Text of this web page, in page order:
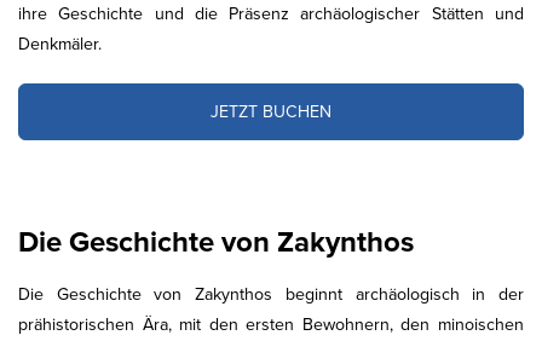
ihre Geschichte und die Präsenz archäologischer Stätten und
Denkmäler.
JETZT BUCHEN
Die Geschichte von Zakynthos
Die Geschichte von Zakynthos beginnt archäologisch in der
prähistorischen Ära, mit den ersten Bewohnern, den minoischen